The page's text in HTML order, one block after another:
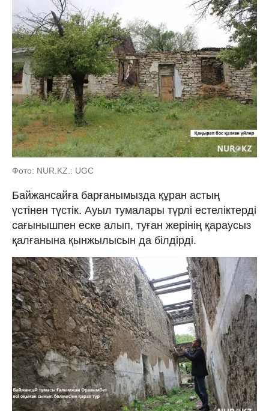
Фото: NUR.KZ.: UGC
Байжансайға барғанымызда құран астың
үстінен түстік. Ауыл тумалары түрлі естеліктерді
сағынышпен еске алып, туған жерінің қараусыз
қалғанына қынжылысын да білдірді.